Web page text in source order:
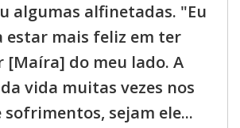
algumas alfinetadas. "Eu
estar mais feliz em ter
[Maíra] do meu lado. A
vida muitas vezes nos
sejam ele...